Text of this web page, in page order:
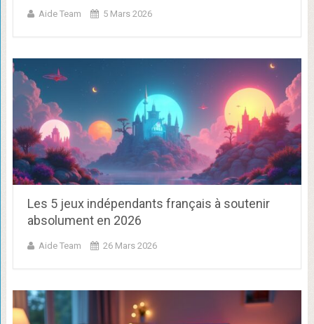
Aide Team 5 Mars 2026
Les 5 jeux indépendants français à soutenir
absolument en 2026
Aide Team 26 Mars 2026